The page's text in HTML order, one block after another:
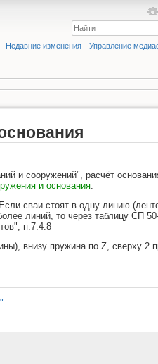
Недавние изменения Управление
и сооружений", расчёт
и основания.
сваи стоят в одну линию
линий, то через таблицу СП
п.7.4.8
внизу пружина по Z, сверху 2